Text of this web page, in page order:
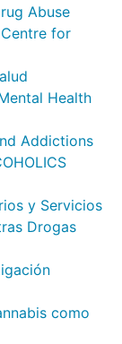
Abuse
for
Health
Addictions
y Servicios
Drogas
como